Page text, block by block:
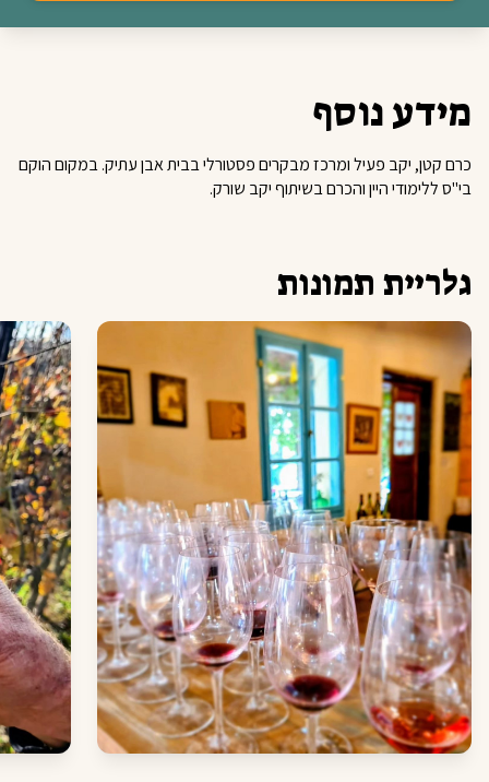
מידע נוסף
כרם קטן, יקב פעיל ומרכז מבקרים פסטורלי בבית אבן עתיק. במקום הוקם
בי"ס ללימודי היין והכרם בשיתוף יקב שורק.
גלריית תמונות